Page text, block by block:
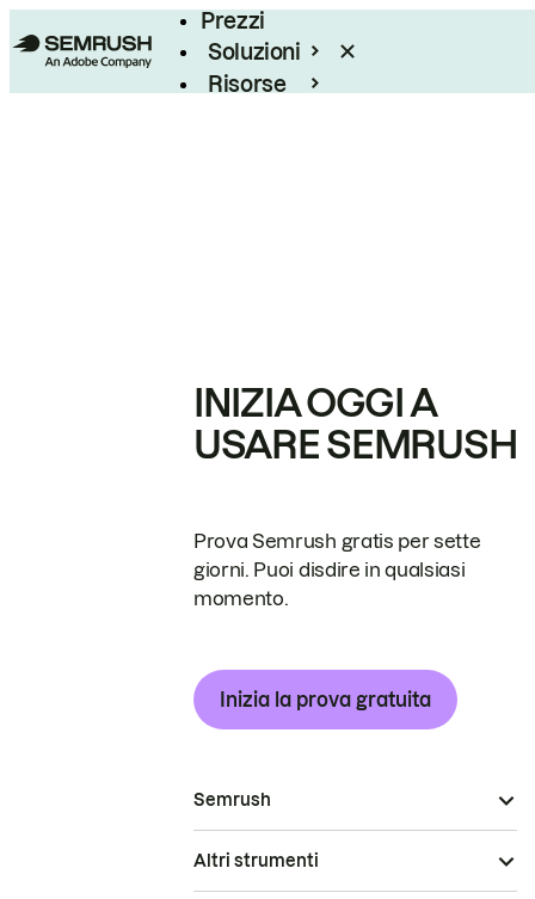
Prezzi
Soluzioni
Risorse
INIZIA OGGI A
USARE SEMRUSH
Prova Semrush gratis per sette
giorni. Puoi disdire in qualsiasi
momento.
Inizia la prova gratuita
Semrush
Altri strumenti